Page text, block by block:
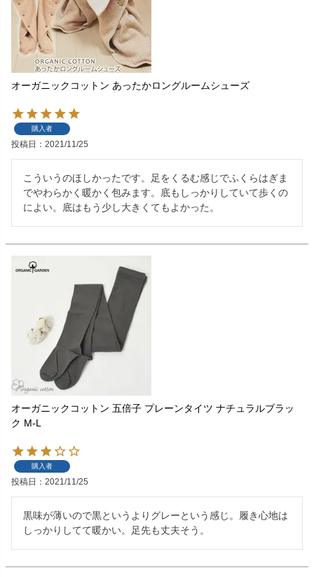
オーガニックコットン あったかロングルームシューズ
購入者
投稿日 2021/11/25
こういうのほしかったです。足をくるむ感じでふくらはぎま
でやわらかく暖かく包みます。底もしっかりしていて歩くの
によい。底はもう少し大きくてもよかった。
オーガニックコットン 五倍子 プレーンタイツ ナチュラルブラッ
ク M-L
購入者
投稿日 2021/11/25
黒味が薄いので黒というよりグレーという感じ。履き心地は
しっかりしてて暖かい。足先も丈夫そう。